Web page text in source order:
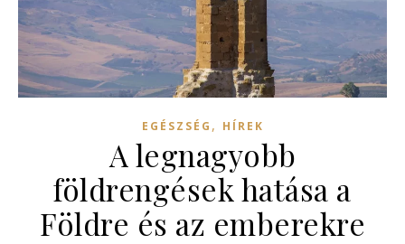
EGÉSZSÉG , HÍREK
A legnagyobb
földrengések hatása a
Földre és az emberekre